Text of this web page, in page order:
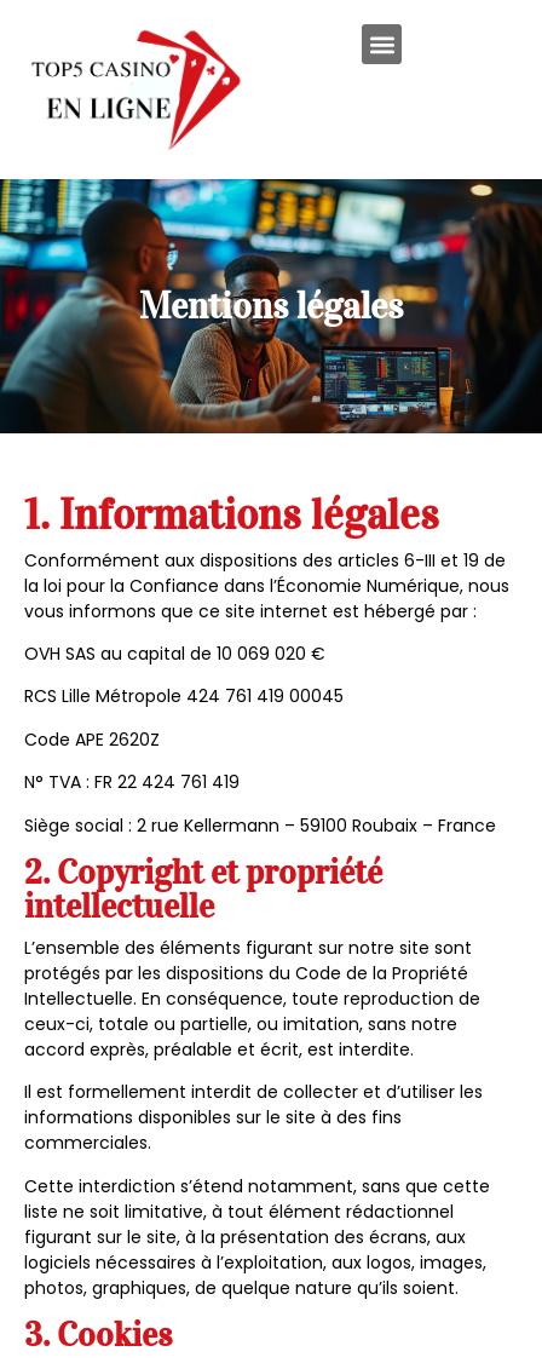
Mentions légales
1. Informations légales
Conformément aux dispositions des articles 6-III et 19 de
la loi pour la Confiance dans l’Économie Numérique, nous
vous informons que ce site internet est hébergé par :
OVH SAS au capital de 10 069 020 €
RCS Lille Métropole 424 761 419 00045
Code APE 2620Z
N° TVA : FR 22 424 761 419
Siège social : 2 rue Kellermann – 59100 Roubaix – France
2. Copyright et propriété
intellectuelle
L’ensemble des éléments figurant sur notre site sont
protégés par les dispositions du Code de la Propriété
Intellectuelle. En conséquence, toute reproduction de
ceux-ci, totale ou partielle, ou imitation, sans notre
accord exprès, préalable et écrit, est interdite.
Il est formellement interdit de collecter et d’utiliser les
informations disponibles sur le site à des fins
commerciales.
Cette interdiction s’étend notamment, sans que cette
liste ne soit limitative, à tout élément rédactionnel
figurant sur le site, à la présentation des écrans, aux
logiciels nécessaires à l’exploitation, aux logos, images,
photos, graphiques, de quelque nature qu’ils soient.
3. Cookies